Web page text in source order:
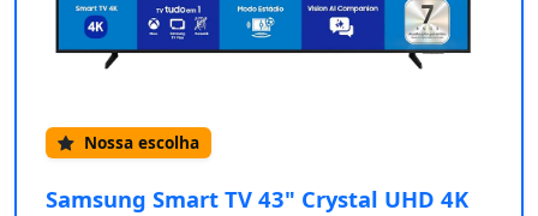
Nossa escolha
Samsung Smart TV 43" Crystal UHD 4K